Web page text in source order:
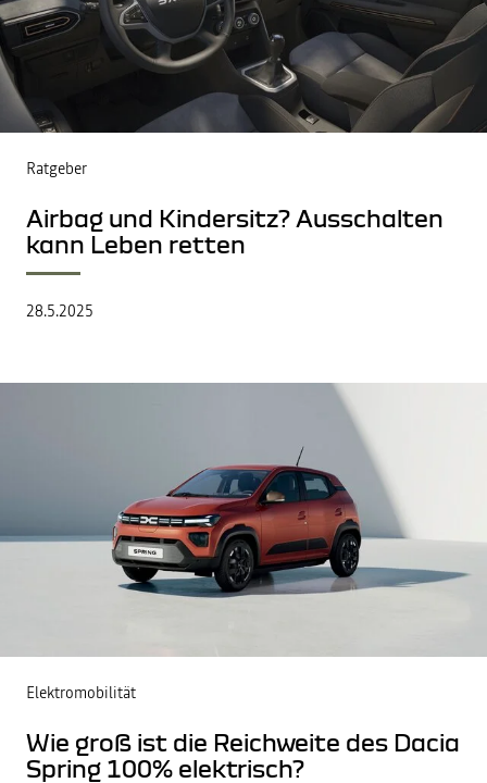
Ratgeber
Airbag und Kindersitz? Ausschalten
kann Leben retten
28.5.2025
Elektromobilität
Wie groß ist die Reichweite des Dacia
Spring 100% elektrisch?